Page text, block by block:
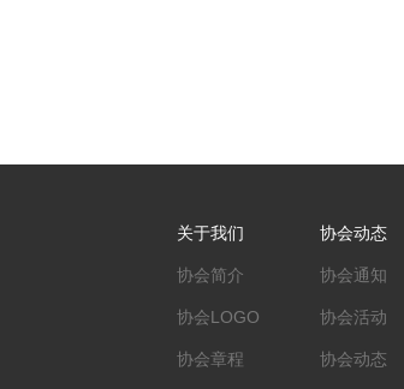
关于我们
协会简介
协会LOGO
协会章程
协会动态
协会通知
协会活动
协会动态